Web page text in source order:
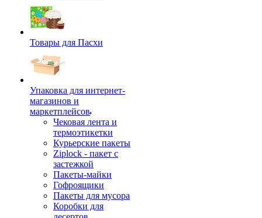
Товары для Пасхи
Упаковка для интернет-
магазинов и
маркетплейсов
Чековая лента и
термоэтикетки
Курьерские пакеты
Ziplock - пакет с
застежкой
Пакеты-майки
Гофроящики
Пакеты для мусора
Коробки для